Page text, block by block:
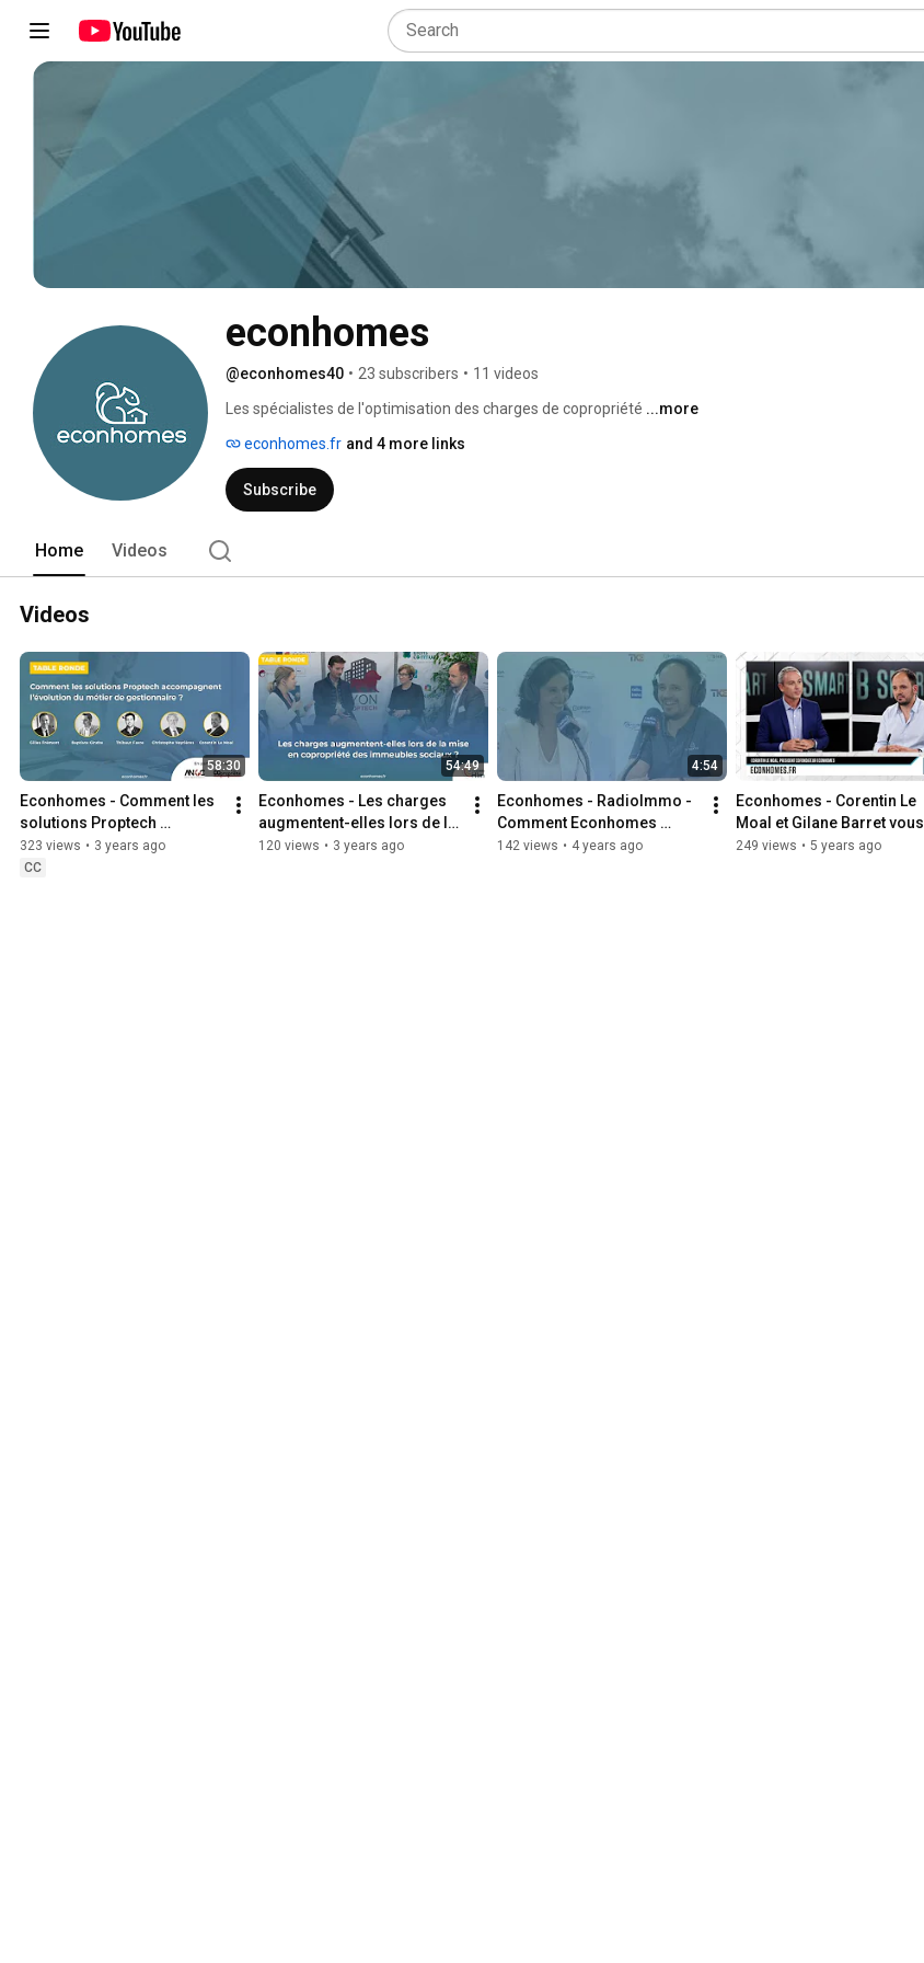
econhomes
@econhomes40 • 23 subscribers • 11 videos
Les spécialistes de l'optimisation des charges de copropriété ...more
econhomes.fr and 4 more links
Subscribe
Home Videos
Videos
58:30
Econhomes - Comment les
solutions Proptech
accompagnent l’évolution
du métier de gestionnaire
323 views • 3 years ago
CC
54:49
Econhomes - Les charges
augmentent-elles lors de la
mise en copropriété des
120 views • 3 years ago
4:54
Econhomes - RadioImmo -
Comment Econhomes
utilise la data pour devenir
142 views • 4 years ago
Econhomes - Corentin Le
Moal et Gilane Barret vous
parlent des charges de
249 views • 5 years ago